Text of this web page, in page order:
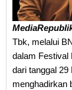
Tbk, melalui
dalam Festival
dari tanggal
menghadirkan